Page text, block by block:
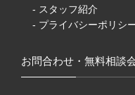
- スタッフ紹介
- プライバシーポリシ
お問合わせ・無料相談